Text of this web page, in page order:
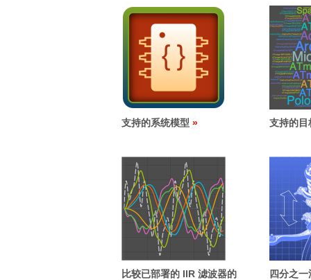
支持的系统模型 支持的目
比较已部署的 IIR 滤波器的
四分之